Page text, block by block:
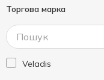
Торгова марка
Veladis